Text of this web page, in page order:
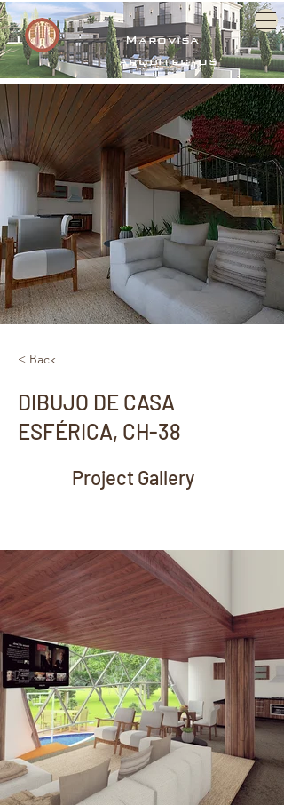
Marovisa
arquitectos
< Back
DIBUJO DE CASA
ESFÉRICA, CH-38
Project Gallery